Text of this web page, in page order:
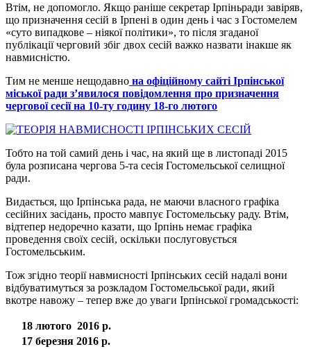
Втім, не допомогло. Якщо раніше секретар Ірпіньради завіряв,
що призначення сесій в Ірпені в один день і час з Гостомелем
«суто випадкове – ніякої політики», то після згаданої
публікації черговий збіг двох сесій важко назвати інакше як
навмисністю.
Тим не менше нещодавно на офіційному сайті Ірпінської
міської ради з’явилося повідомлення про призначення
чергової сесії на 10-ту годину 18-го лютого
Тобто на той самий день і час, на який ще в листопаді 2015
була розписана чергова 5-та сесія Гостомельської селищної
ради.
Видається, що Ірпінська рада, не маючи власного графіка
сесійних засідань, просто мавпує Гостомельську раду. Втім,
відтепер недоречно казати, що Ірпінь немає графіка
проведення своїх сесій, оскільки послуговується
Гостомельським.
Тож згідно теорії навмисності Ірпінських сесій надалі вони
відбуватимуться за розкладом Гостомельської ради, який
вкотре навожу – тепер вже до уваги Ірпінської громадськості:
18 лютого 2016 р.
17 березня 2016 р.